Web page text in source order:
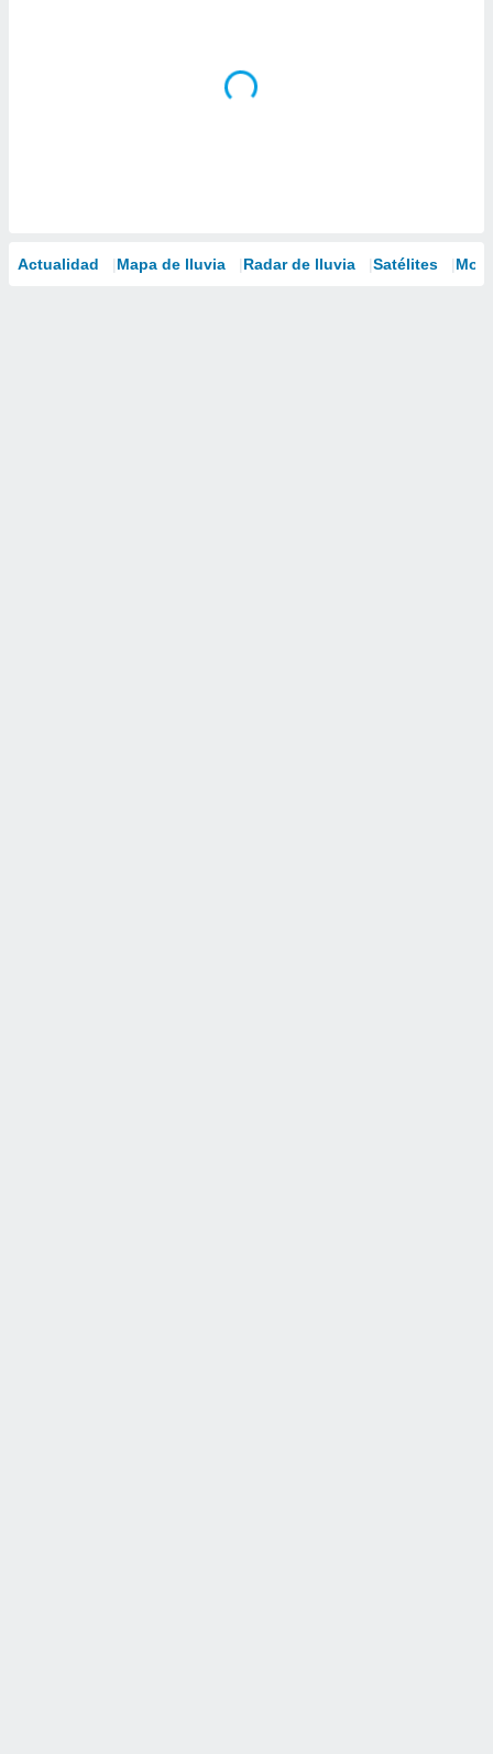
Actualidad Mapa de lluvia Radar de lluvia Satélites